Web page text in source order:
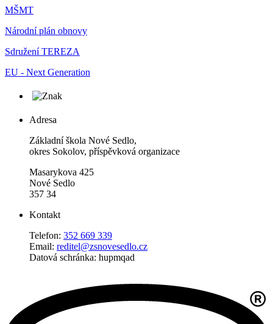
MŠMT
Národní plán obnovy
Sdružení TEREZA
EU - Next Generation
Adresa
Základní škola Nové Sedlo,
okres Sokolov, příspěvková organizace
Masarykova 425
Nové Sedlo
357 34
Kontakt
Telefon: 352 669 339
Email: reditel@zsnovesedlo.cz
Datová schránka: hupmqad